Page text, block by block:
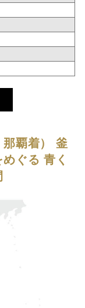
覇着） 釜
ぐる 青く